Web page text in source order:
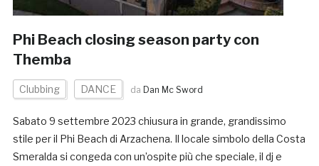
Phi Beach closing season party con
Themba
Clubbing DANCE da Dan Mc Sword
Sabato 9 settembre 2023 chiusura in grande, grandissimo
stile per il Phi Beach di Arzachena. Il locale simbolo della Costa
Smeralda si congeda con un’ospite più che speciale, il dj e